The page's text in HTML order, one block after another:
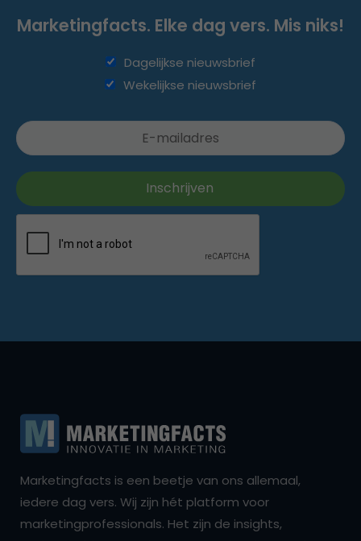
Marketingfacts. Elke dag vers. Mis niks!
Dagelijkse nieuwsbrief
Wekelijkse nieuwsbrief
Marketingfacts is een beetje van ons allemaal,
iedere dag vers. Wij zijn hét platform voor
marketingprofessionals. Het zijn de insights,